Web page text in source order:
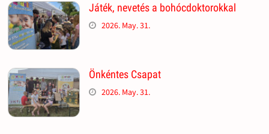
Játék, nevetés a bohócdoktorokkal
2026. May. 31.
Önkéntes Csapat
2026. May. 31.